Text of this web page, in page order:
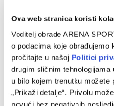
Ova web stranica koristi
Voditelj obrade ARENA
o podacima koje obrađujemo
pročitajte u našoj Politici
drugim sličnim
u bilo kojem trenutku možete
„Prikaži detalje“. Privolu
povući bez negativnih